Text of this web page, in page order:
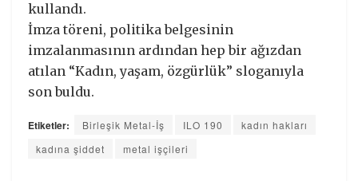
kullandı.
İmza töreni, politika belgesinin
imzalanmasının ardından hep bir ağızdan
atılan “Kadın, yaşam, özgürlük” sloganıyla
son buldu.
Etiketler: Birleşik Metal-İş ILO 190
kadın hakları
kadına şiddet
metal işçileri